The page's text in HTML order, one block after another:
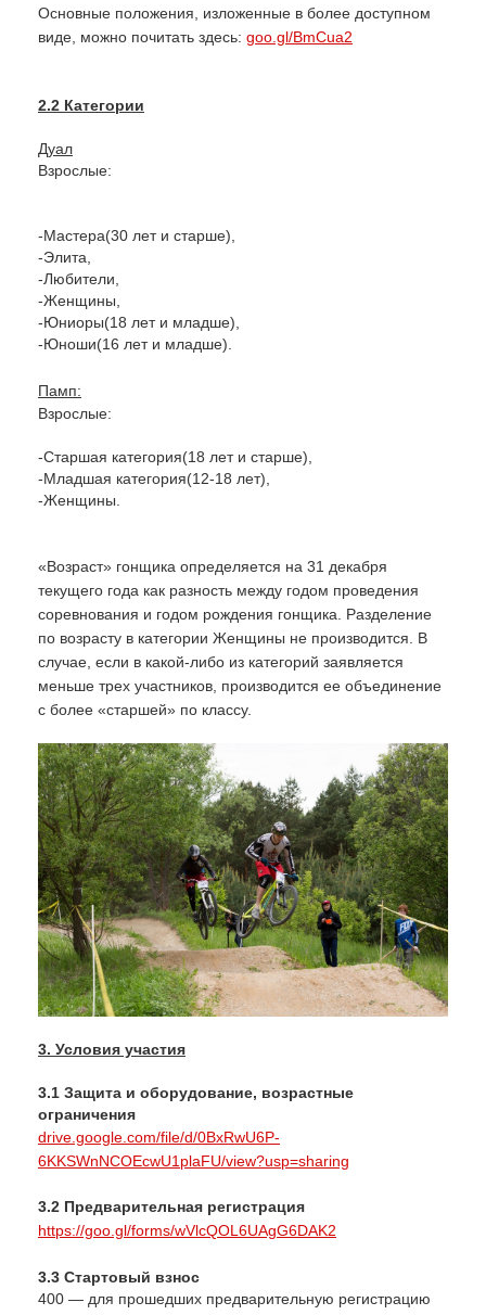
Основные положения, изложенные в более доступном
виде, можно почитать здесь: goo.gl/BmCua2
2.2 Категории
Дуал
Взрослые:
-Мастера(30 лет и старше),
-Элита,
-Любители,
-Женщины,
-Юниоры(18 лет и младше),
-Юноши(16 лет и младше).
Памп:
Взрослые:
-Старшая категория(18 лет и старше),
-Младшая категория(12-18 лет),
-Женщины.
«Возраст» гонщика определяется на 31 декабря
текущего года как разность между годом проведения
соревнования и годом рождения гонщика. Разделение
по возрасту в категории Женщины не производится. В
случае, если в какой-либо из категорий заявляется
меньше трех участников, производится ее объединение
с более «старшей» по классу.
3. Условия участия
3.1 Защита и оборудование, возрастные
ограничения
drive.google.com/file/d/0BxRwU6P-
6KKSWnNCOEcwU1plaFU/view?usp=sharing
3.2 Предварительная регистрация
https://goo.gl/forms/wVlcQOL6UAgG6DAK2
3.3 Стартовый взнос
400 — для прошедших предварительную регистрацию